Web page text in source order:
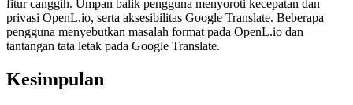
fitur canggih. Umpan balik pengguna menyoroti kecepatan dan
privasi OpenL.io, serta aksesibilitas Google Translate. Beberapa
pengguna menyebutkan masalah format pada OpenL.io dan
tantangan tata letak pada Google Translate.
Kesimpulan